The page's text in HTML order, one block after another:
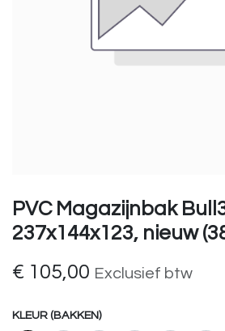
PVC Magazijnbak
237x144x123, nieuw
€ 105,00 Exclusief btw
KLEUR (BAKKEN)